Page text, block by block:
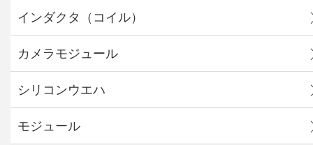
インダクタ（コイル）
カメラモジュール
シリコンウエハ
モジュール